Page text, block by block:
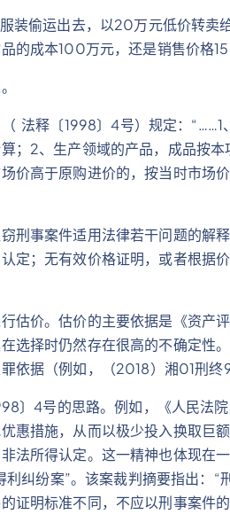
装偷运出去，以20万元低价转
的成本100万元，还是销售价格
法释〔1998〕4号）规定：
；2、生产领域的产品，成品按
价高于原购进价的，按当时市
刑事案件适用法律若干问题的解
定；无有效价格证明，或者根据
估价。估价的主要依据是《资
选择时仍然存在很高的不确定
依据（例如，（2018）湘01刑终
〕4号的思路。例如，《人民
惠措施，从而以极少投入换取巨
法所得认定。这一精神也体现在
纠纷案”。该案裁判摘要指出：
明标准不同，不应以刑事案件的